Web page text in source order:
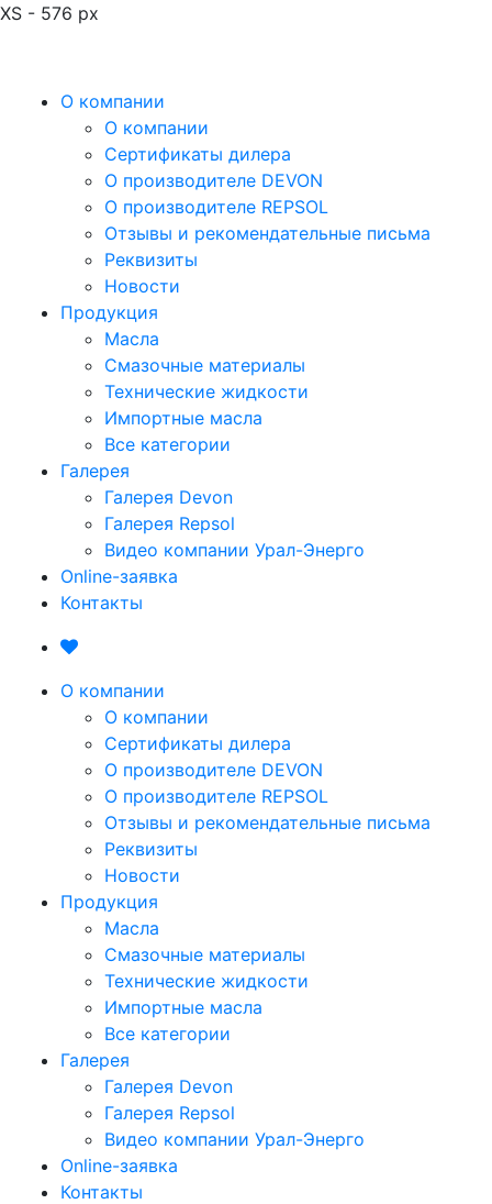
XS - 576 px
О компании
О компании
Сертификаты дилера
О производителе DEVON
О производителе REPSOL
Отзывы и рекомендательные письма
Реквизиты
Новости
Продукция
Масла
Смазочные материалы
Технические жидкости
Импортные масла
Все категории
Галерея
Галерея Devon
Галерея Repsol
Видео компании Урал-Энерго
Online-заявка
Контакты
О компании
О компании
Сертификаты дилера
О производителе DEVON
О производителе REPSOL
Отзывы и рекомендательные письма
Реквизиты
Новости
Продукция
Масла
Смазочные материалы
Технические жидкости
Импортные масла
Все категории
Галерея
Галерея Devon
Галерея Repsol
Видео компании Урал-Энерго
Online-заявка
Контакты